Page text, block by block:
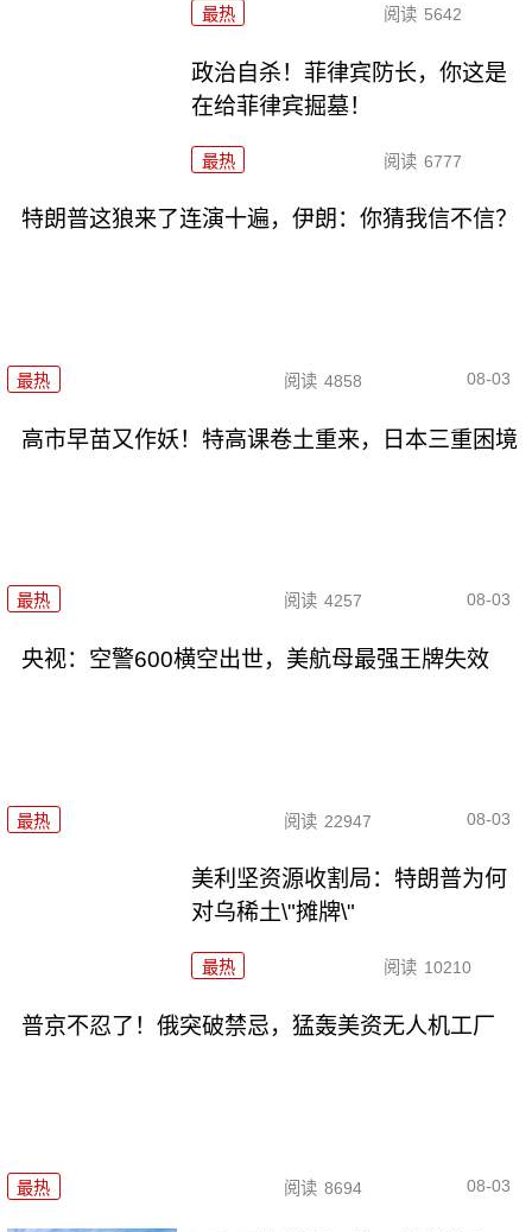
最热 阅读 5642
政治自杀！菲律宾防长，你这是
在给菲律宾掘墓！
最热 阅读 6777
特朗普这狼来了连演十遍，伊朗：你猜我信不信？
最热 阅读 4858 08-03
高市早苗又作妖！特高课卷土重来，日本三重困境
最热 阅读 4257 08-03
央视：空警600横空出世，美航母最强王牌失效
最热 阅读 22947 08-03
美利坚资源收割局：特朗普为何
对乌稀土\"摊牌\"
最热 阅读 10210
普京不忍了！俄突破禁忌，猛轰美资无人机工厂
最热 阅读 8694 08-03